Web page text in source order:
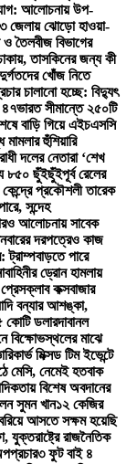
আলোচনায় উপ-
জেলায় ঝোড়ো হাওয়া-
ও তৈলবীজ বিভাগের
তাসকিনের জন্য কী
খোঁজ নিতে
চালানো হচ্ছে: বিদ্যুৎ
৪৭ভারত সীমান্তে ২৫০টি
বাড়ি গিয়ে এইচএসসি
হুঁশিয়ারি
দলের নেতারা ‘শেখ
৮৫০ ছুঁইছুঁইপূর্ব রেলের
প্রকৌশলী তারেক
সন্দেহ
আলোচনায় সাবেক
দরপত্রেও কাজ
ট্রাম্পবাড়তে পারে
ড্রোন হামলায়
কক্সবাজার
বন্যার আশঙ্কা,
কোটি ডলারদাবানল
বিক্ষোভস্থলের মাঝে
রিকার্ভ মিক্সড টিম ইভেন্টে
মেসি, নেমেই হতবাক
বিশেষ অবদানের
সুমন খান১২ কেজির
আসতে সক্ষম হয়েছি
যুক্তরাষ্ট্রে রাজনৈতিক
৩ ফুট বাই ৪